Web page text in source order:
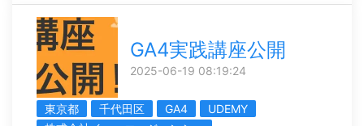
GA4実践講座公開
2025-06-19 08:19:24
東京都 千代田区 GA4
UDEMY